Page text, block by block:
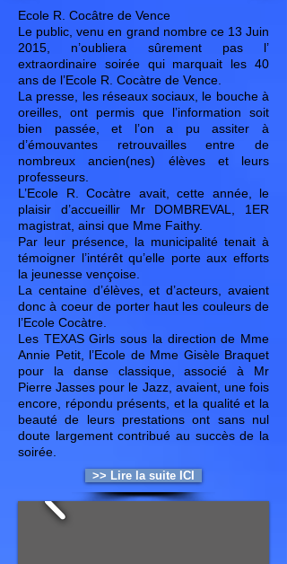
Ecole R. Cocâtre de Vence
Le public, venu en grand nombre ce 13 Juin
2015, n’oubliera sûrement pas l’
extraordinaire soirée qui marquait les 40
ans de l’Ecole R. Cocàtre de Vence.
La presse, les réseaux sociaux, le bouche à
oreilles, ont permis que l’information soit
bien passée, et l’on a pu assiter à
d’émouvantes retrouvailles entre de
nombreux ancien(nes) élèves et leurs
professeurs.
L’Ecole R. Cocàtre avait, cette année, le
plaisir d’accueillir Mr DOMBREVAL, 1ER
magistrat, ainsi que Mme Faithy.
Par leur présence, la municipalité tenait à
témoigner l’intérêt qu’elle porte aux efforts
la jeunesse vençoise.
La centaine d’élèves, et d’acteurs, avaient
donc à coeur de porter haut les couleurs de
l’Ecole Cocàtre.
Les TEXAS Girls sous la direction de Mme
Annie Petit, l’Ecole de Mme Gisèle Braquet
pour la danse classique, associé à Mr
Pierre Jasses pour le Jazz, avaient, une fois
encore, répondu présents, et la qualité et la
beauté de leurs prestations ont sans nul
doute largement contribué au succès de la
soirée.
>> Lire la suite ICI